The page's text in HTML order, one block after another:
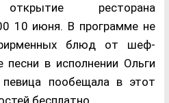
открытие ресторана
10 июня. В программе не
блюд от шеф-
в исполнении Ольги
пообещала в этот